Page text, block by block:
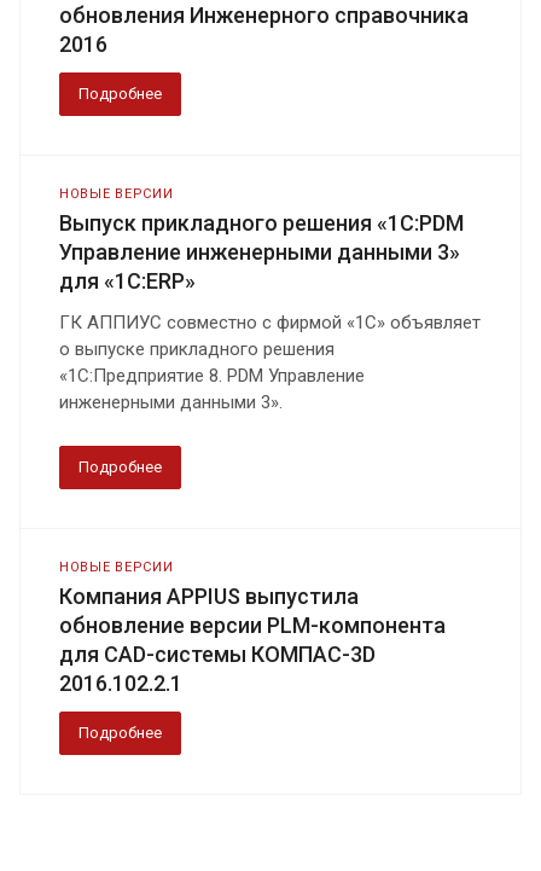
обновления Инженерного справочника
2016
Подробнее
НОВЫЕ ВЕРСИИ
Выпуск прикладного решения «1С:PDM
Управление инженерными данными 3»
для «1С:ERP»
ГК АППИУС совместно с фирмой «1С» объявляет
о выпуске прикладного решения
«1С:Предприятие 8. PDM Управление
инженерными данными 3».
Подробнее
НОВЫЕ ВЕРСИИ
Компания APPIUS выпустила
обновление версии PLM-компонента
для CAD-системы КОМПАС-3D
2016.102.2.1
Подробнее